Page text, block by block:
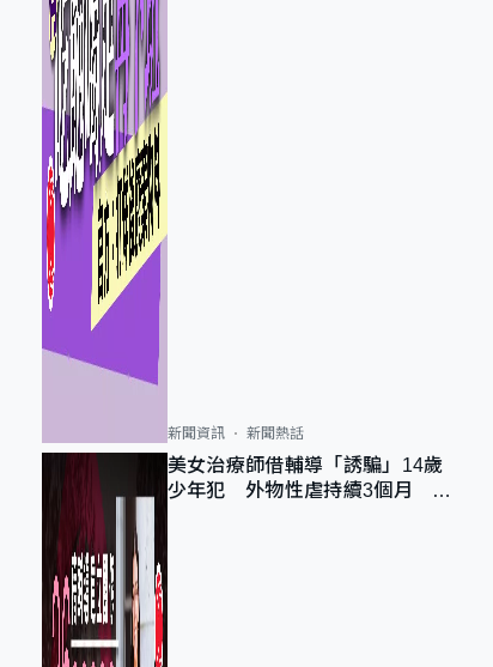
新聞資訊 新聞熱話
美女治療師借輔導「誘騙」14歲
少年犯 外物性虐持續3個月 受